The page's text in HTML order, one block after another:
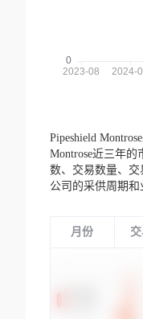
Pipeshield
Montrose近三年
数、交易数量、
公司的采供周期和
月份